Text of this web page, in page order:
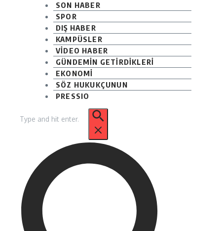
SON HABER
SPOR
DIŞ HABER
KAMPÜSLER
VİDEO HABER
GÜNDEMİN GETİRDİKLERİ
EKONOMİ
SÖZ HUKUKÇUNUN
PRESSIO